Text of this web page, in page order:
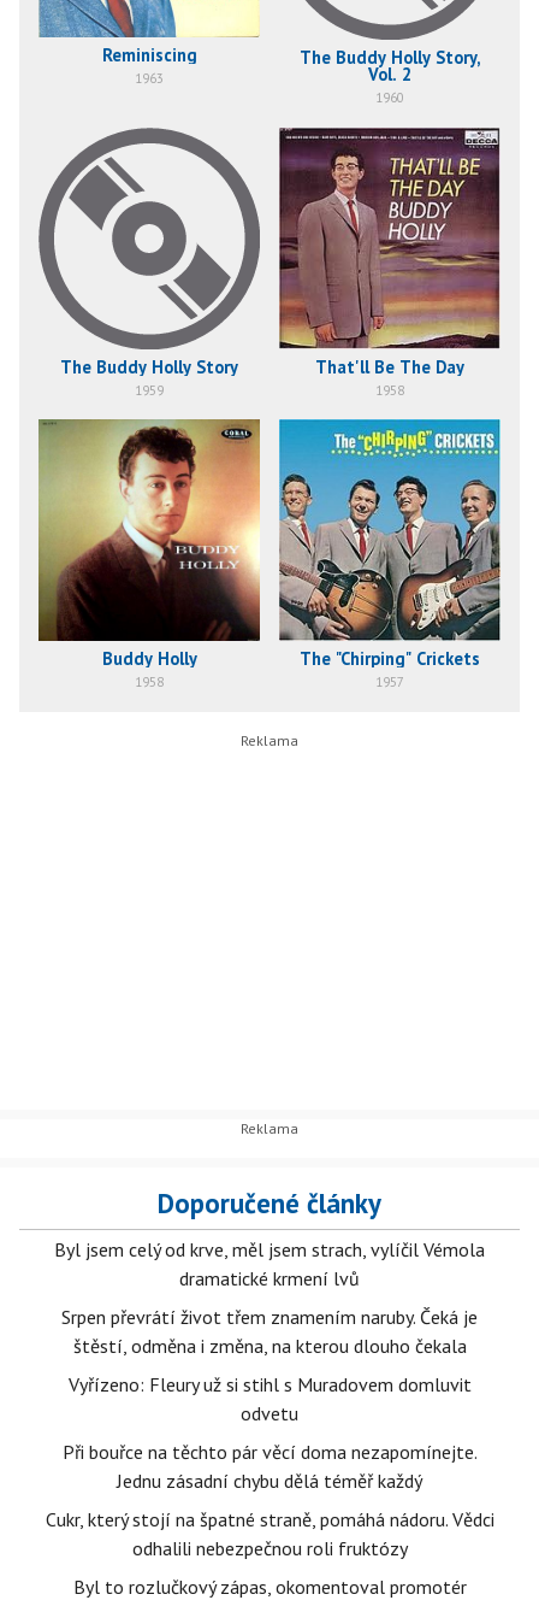
Reminiscing
1963
The Buddy Holly Story,
Vol. 2
1960
The Buddy Holly Story
1959
That'll Be The Day
1958
Buddy Holly
1958
The "Chirping" Crickets
1957
Doporučené články
Byl jsem celý od krve, měl jsem strach, vylíčil Vémola
dramatické krmení lvů
Srpen převrátí život třem znamením naruby. Čeká je
štěstí, odměna i změna, na kterou dlouho čekala
Vyřízeno: Fleury už si stihl s Muradovem domluvit
odvetu
Při bouřce na těchto pár věcí doma nezapomínejte.
Jednu zásadní chybu dělá téměř každý
Cukr, který stojí na špatné straně, pomáhá nádoru. Vědci
odhalili nebezpečnou roli fruktózy
Byl to rozlučkový zápas, okomentoval promotér